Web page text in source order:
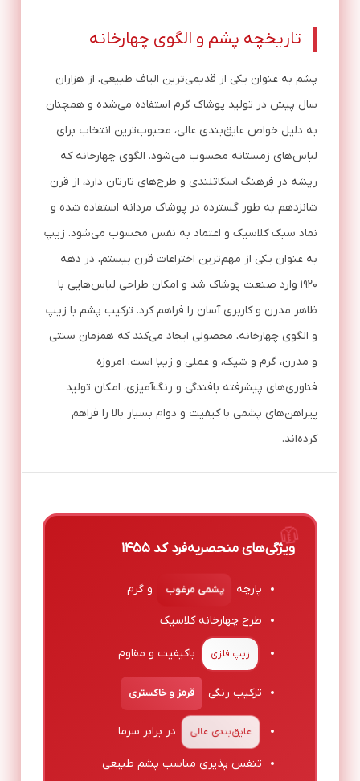
تاریخچه پشم و الگوی چهارخانه
پشم به عنوان یکی از قدیمی‌ترین الیاف طبیعی، از هزاران
سال پیش در تولید پوشاک گرم استفاده می‌شده و همچنان
به دلیل خواص عایق‌بندی عالی، محبوب‌ترین انتخاب برای
لباس‌های زمستانه محسوب می‌شود. الگوی چهارخانه که
ریشه در فرهنگ اسکاتلندی و طرح‌های تارتان دارد، از قرن
شانزدهم به طور گسترده در پوشاک مردانه استفاده شده و
نماد سبک کلاسیک و اعتماد به نفس محسوب می‌شود. زیپ
به عنوان یکی از مهم‌ترین اختراعات قرن بیستم، در دهه
۱۹۲۰ وارد صنعت پوشاک شد و امکان طراحی لباس‌هایی با
ظاهر مدرن و کاربری آسان را فراهم کرد. ترکیب پشم با زیپ
و الگوی چهارخانه، محصولی ایجاد می‌کند که همزمان سنتی
و مدرن، گرم و شیک، و عملی و زیبا است. امروزه
فناوری‌های پیشرفته بافندگی و رنگ‌آمیزی، امکان تولید
پیراهن‌های پشمی با کیفیت و دوام بسیار بالا را فراهم
کرده‌اند.
ویژگی‌های منحصربه‌فرد کد ۱۴۵۵
پارچه پشمی مرغوب و گرم
طرح چهارخانه کلاسیک
زیپ فلزی باکیفیت و مقاوم
ترکیب رنگی قرمز و خاکستری
عایق‌بندی عالی در برابر سرما
تنفس پذیری مناسب پشم طبیعی